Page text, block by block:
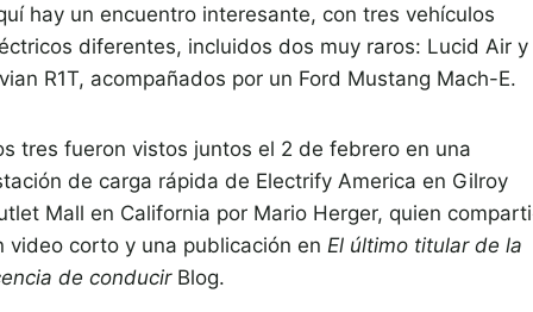
hay un encuentro interesante, con tres vehículos
diferentes, incluidos dos muy raros: Lucid Air y
R1T, acompañados por un Ford Mustang Mach-E.
tres fueron vistos juntos el 2 de febrero en una
de carga rápida de Electrify America en Gilroy
Mall en California por Mario Herger, quien
video corto y una publicación en El último titular de la
de conducirBlog.